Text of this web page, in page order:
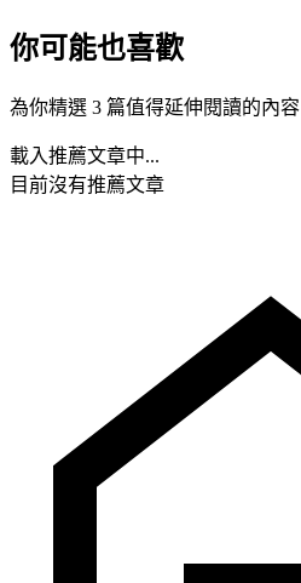
你可能也喜歡
為你精選 3 篇值得延伸閱讀的內容
載入推薦文章中...
目前沒有推薦文章